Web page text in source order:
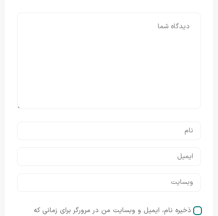
ذخیره نام، ایمیل و وبسایت من در مرورگر برای زمانی که